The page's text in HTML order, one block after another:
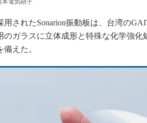
本電気硝子
されたSonarion振動板は、台湾の
のガラスに立体成形と特殊な化学強
備えた。